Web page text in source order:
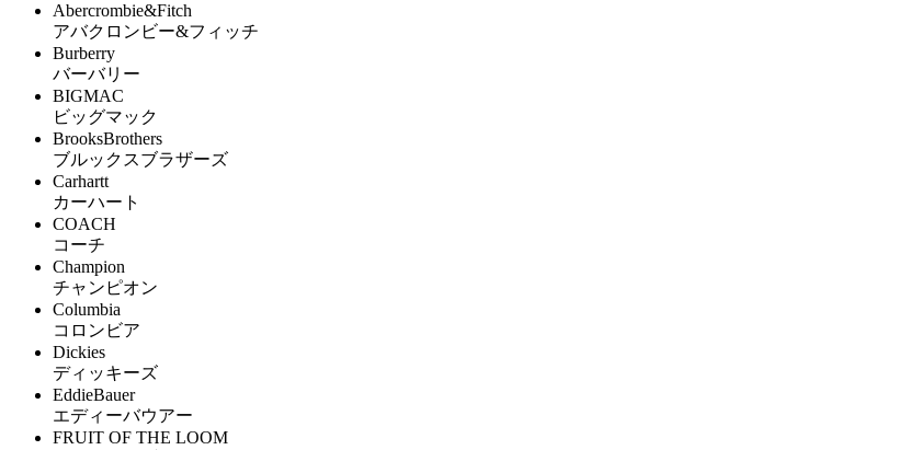
Abercrombie&Fitch
アバクロンビー&フィッチ
Burberry
バーバリー
BIGMAC
ビッグマック
BrooksBrothers
ブルックスブラザーズ
Carhartt
カーハート
COACH
コーチ
Champion
チャンピオン
Columbia
コロンビア
Dickies
ディッキーズ
EddieBauer
エディーバウアー
FRUIT OF THE LOOM